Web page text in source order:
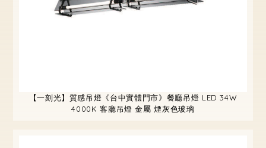
【一刻光】質感吊燈《台中實體門市》餐廳吊燈 LED 34W
4000K 客廳吊燈 金屬 煙灰色玻璃